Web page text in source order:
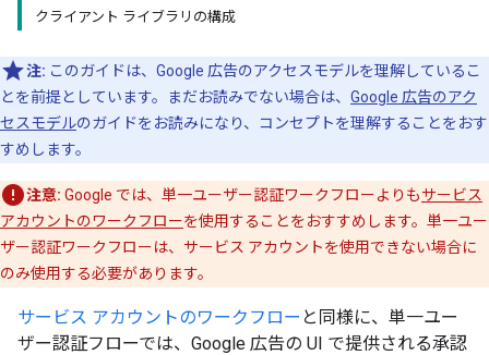
クライアント ライブラリの構成
注: このガイドは、Google 広告のアクセスモデルを理解しているこ
とを前提としています。まだお読みでない場合は、 Google 広告のアク
セスモデルのガイドをお読みになり、コンセプトを理解することをおす
すめします。
注意: Google では、単一ユーザー認証ワークフローよりもサービス
アカウントのワークフローを使用することをおすすめします。単一ユー
ザー認証ワークフローは、サービス アカウントを使用できない場合に
のみ使用する必要があります。
サービス アカウントのワークフロー と同様に、単一ユー
ザー認証フローでは、Google 広告の UI で提供される承認